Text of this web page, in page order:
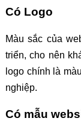
Có Logo
Màu sắc của
triển, cho nên
logo chính là
nghiệp.
Có mẫu